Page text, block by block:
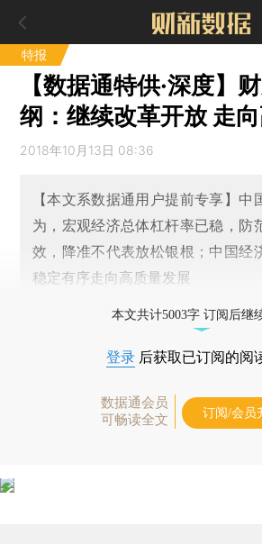
特报
【数据通特供·深度】
纲：继续改革开放 走
2018年10月13日 08:36
【本文系数据通用户提前专享】中
为，宏观经济总体杠杆率已稳，防
效，降准不代表放松银根；中国经
稳定有序走向高质量发展
本文共计5003字 订阅后继
登录 后获取已订阅的阅
数据通会员
可畅读全文
订阅/会员